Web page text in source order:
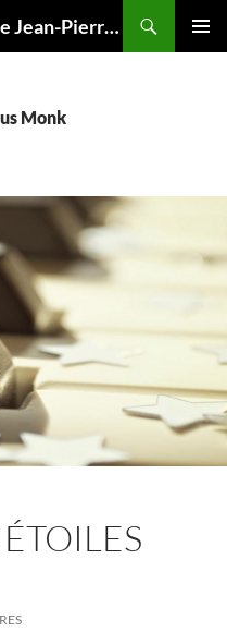
LUMINESCIENCES : le blog de Jean-Pierre LUMINET, astrophysicien
Monk